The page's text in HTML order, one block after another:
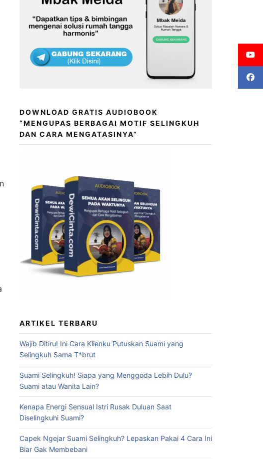
DOWNLOAD GRATIS AUDIOBOOK
“MENGUPAS BERBAGAI MOTIF SELINGKUH
DAN CARA MENGATASINYA”
ARTIKEL TERBARU
Wajib Ditiru! Ini Cara Klienku Putuskan Suami yang
Selingkuh Sama T*brut
Suami Selingkuh! Siapa yang Menggoda Lebih Dulu?
Suami atau Wanita Lain?
Kenapa Energi Sensual Istri Rusak Duluan Saat
Diselingkuhi Suami?
Capek Ngejar Suami Selingkuh? Lepaskan Pakai 4 Cara Ini
Biar Gak Membebani